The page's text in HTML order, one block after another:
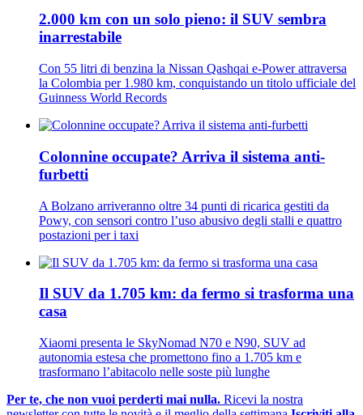
2.000 km con un solo pieno: il SUV sembra
inarrestabile
Con 55 litri di benzina la Nissan Qashqai e-Power attraversa
la Colombia per 1.980 km, conquistando un titolo ufficiale del
Guinness World Records
Colonnine occupate? Arriva il sistema anti-
furbetti
A Bolzano arriveranno oltre 34 punti di ricarica gestiti da
Powy, con sensori contro l’uso abusivo degli stalli e quattro
postazioni per i taxi
Il SUV da 1.705 km: da fermo si trasforma una
casa
Xiaomi presenta le SkyNomad N70 e N90, SUV ad
autonomia estesa che promettono fino a 1.705 km e
trasformano l’abitacolo nelle soste più lunghe
Per te, che non vuoi perderti mai nulla. Ricevi la nostra